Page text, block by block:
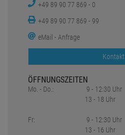
+49 89 90 77 869 - 0
+49 89 90 77 869 - 99
eMail - Anfrage
Kontakt
ÖFFNUNGSZEITEN
Mo. - Do.:
Fr:
9 - 12:30 Uhr
13 - 18 Uhr
9 - 12:30 Uhr
13 - 16 Uhr